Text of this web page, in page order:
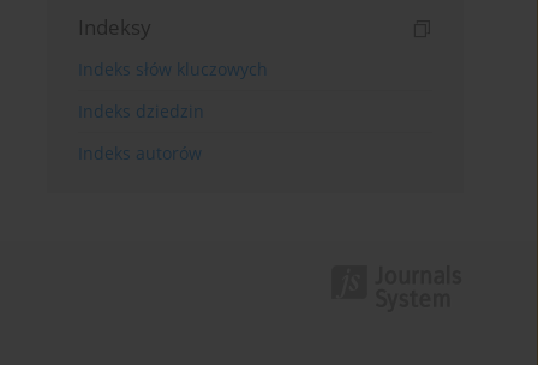
Indeksy
Indeks słów kluczowych
Indeks dziedzin
Indeks autorów